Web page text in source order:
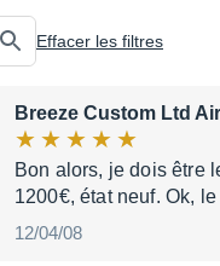
Effacer les filtres
Breeze Custom Ltd
Bon alors, je dois être
1200€, état neuf. Ok,
12/04/08